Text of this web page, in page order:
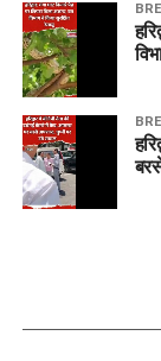
Today
उत्तर:Mitchell
Clarke भी
Q2. BPH
उत्तर:यह मुकाबला
मुकाबला